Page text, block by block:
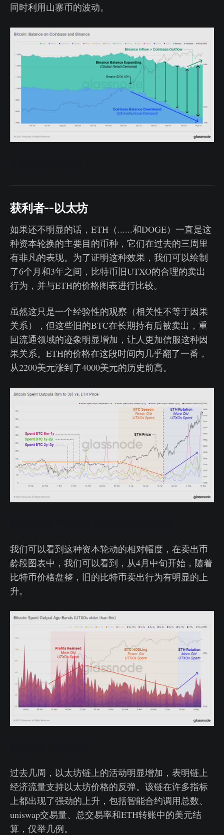
同时利用山寨币的波动。
获利者--以太坊
如果还不明显的话，ETH（......和DOGE）一直是这
种资本轮换的主要目的币种，它们在过去的三周里
有非凡的表现。为了证明这种效果，我们可以绘制
了6个月和3年之间，比特币旧UTXO的合理的卖出
行为，并与ETH的价格图表进行比较。
虽然这只是一个经验性的观察（相关性不等于因果
关系），但这些旧的BTC在长期持有后被卖出，重
回流通领域的迹象明显增加，让人更加信服这种因
果关系。ETH的价格在这段时间内几乎翻了一番，
从2200美元涨到了4000美元的历史前高。
我们可以看到这种资本轮动的相对幅度，在卖出币
龄段图表中，我们可以看到，从4月中旬开始，随着
比特币价格盘整，旧的比特币卖出行为有明显的上
升。
过去几周，以太坊链上的活动明显增加，表明链上
经济流量支持以太坊价格的反弹。该链在许多指标
上都出现了强劲的上升，包括智能合约调用总数、
uniswap交易量、总交易率和ETH转账中的美元结
算，仅举几例。